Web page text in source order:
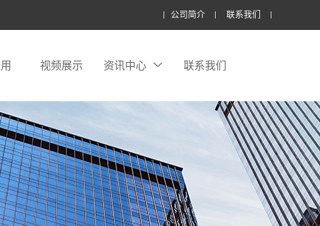
公司简介 联系我们
视频展示 资讯中心 联系我们